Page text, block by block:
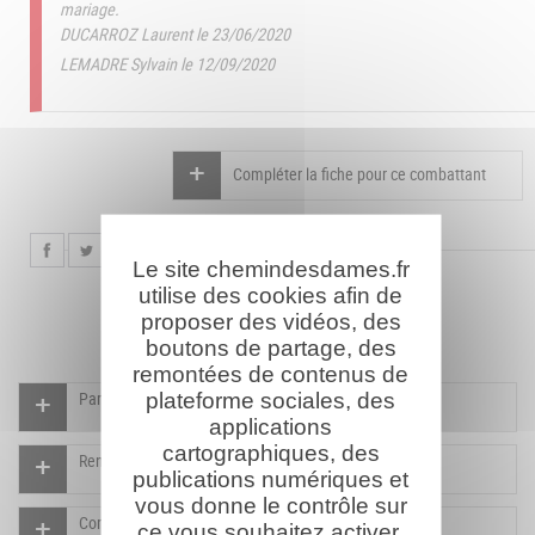
mariage.
DUCARROZ Laurent le 23/06/2020
LEMADRE Sylvain le 12/09/2020
Compléter la fiche pour ce combattant
Participer à l'indexation du Mémorial virtuel
Rendre un hommage pour ce combattant
Compléter la fiche pour ce combattant
Le site chemindesdames.fr
utilise des cookies afin de
proposer des vidéos, des
boutons de partage, des
remontées de contenus de
plateforme sociales, des
applications
cartographiques, des
publications numériques et
vous donne le contrôle sur